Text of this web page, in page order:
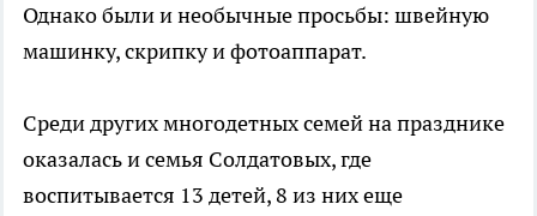
Однако были и необычные просьбы: швейную
машинку, скрипку и фотоаппарат.
Среди других многодетных семей на празднике
оказалась и семья Солдатовых, где
воспитывается 13 детей, 8 из них еще